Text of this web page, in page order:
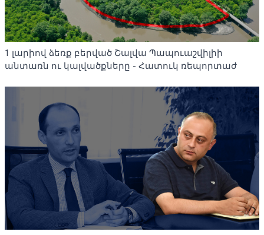
1 լարիով ձեռք բերված Շալվա Պապուաշվիլիի
անտառն ու կալվածքները - Հատուկ ռեպորտաժ